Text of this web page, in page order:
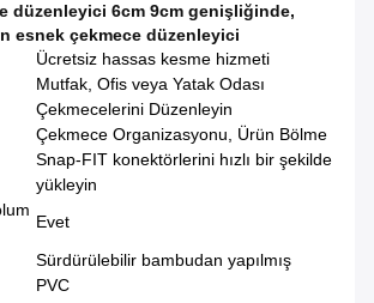
düzenleyici 6cm 9cm genişliğinde,
esnek çekmece düzenleyici
Ücretsiz hassas kesme hizmeti
Mutfak, Ofis veya Yatak Odası
Çekmecelerini Düzenleyin
Çekmece Organizasyonu, Ürün Bölme
Snap-FIT konektörlerini hızlı bir şekilde
yükleyin
Evet
Sürdürülebilir bambudan yapılmış
PVC